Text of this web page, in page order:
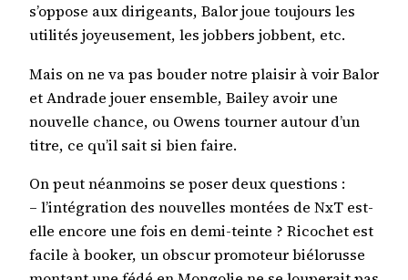
s’oppose aux dirigeants, Balor joue toujours les
utilités joyeusement, les jobbers jobbent, etc.
Mais on ne va pas bouder notre plaisir à voir Balor
et Andrade jouer ensemble, Bailey avoir une
nouvelle chance, ou Owens tourner autour d’un
titre, ce qu’il sait si bien faire.
On peut néanmoins se poser deux questions :
– l’intégration des nouvelles montées de NxT est-
elle encore une fois en demi-teinte ? Ricochet est
facile à booker, un obscur promoteur biélorusse